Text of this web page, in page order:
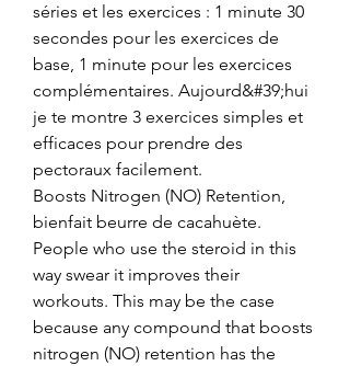
séries et les exercices : 1 minute 30
secondes pour les exercices de
base, 1 minute pour les exercices
complémentaires. Aujourd&#39;hui
je te montre 3 exercices simples et
efficaces pour prendre des
pectoraux facilement.
Boosts Nitrogen (NO) Retention,
bienfait beurre de cacahuète.
People who use the steroid in this
way swear it improves their
workouts. This may be the case
because any compound that boosts
nitrogen (NO) retention has the